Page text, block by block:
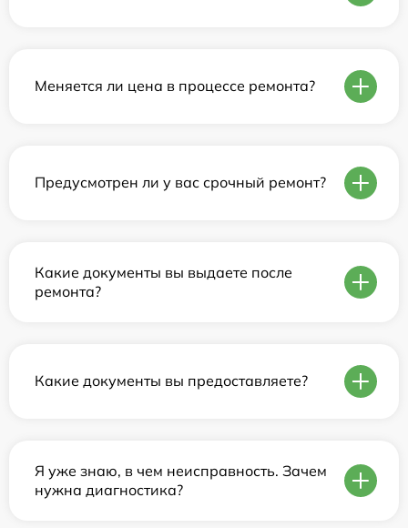
Меняется ли цена в процессе ремонта?
Предусмотрен ли у вас срочный ремонт?
Какие документы вы выдаете после
ремонта?
Какие документы вы предоставляете?
Я уже знаю, в чем неисправность. Зачем
нужна диагностика?